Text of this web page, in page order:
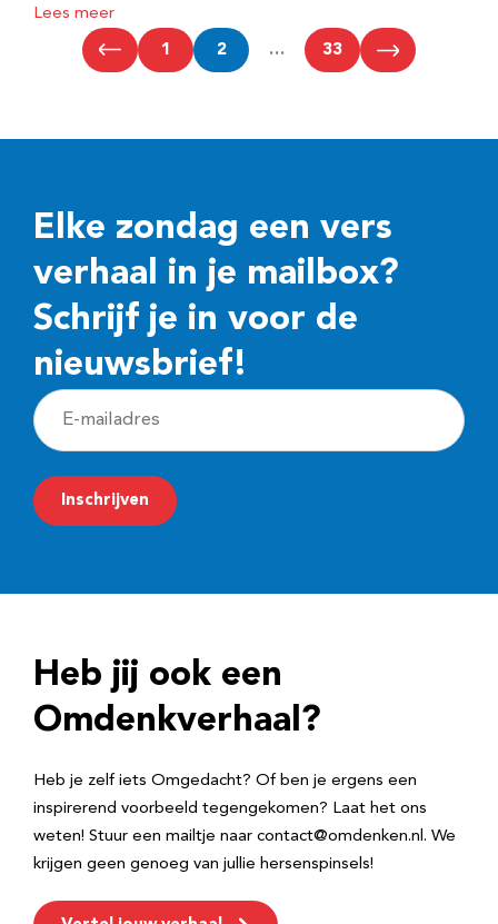
Lees meer
1 2 … 33
Elke zondag een vers
verhaal in je mailbox?
Schrijf je in voor de
nieuwsbrief!
E
-
m
a
r
e
Inschrijven
Heb jij ook een
Omdenkverhaal?
Heb je zelf iets Omgedacht? Of ben je ergens een
inspirerend voorbeeld tegengekomen? Laat het ons
weten! Stuur een mailtje naar contact@omdenken.nl. We
krijgen geen genoeg van jullie hersenspinsels!